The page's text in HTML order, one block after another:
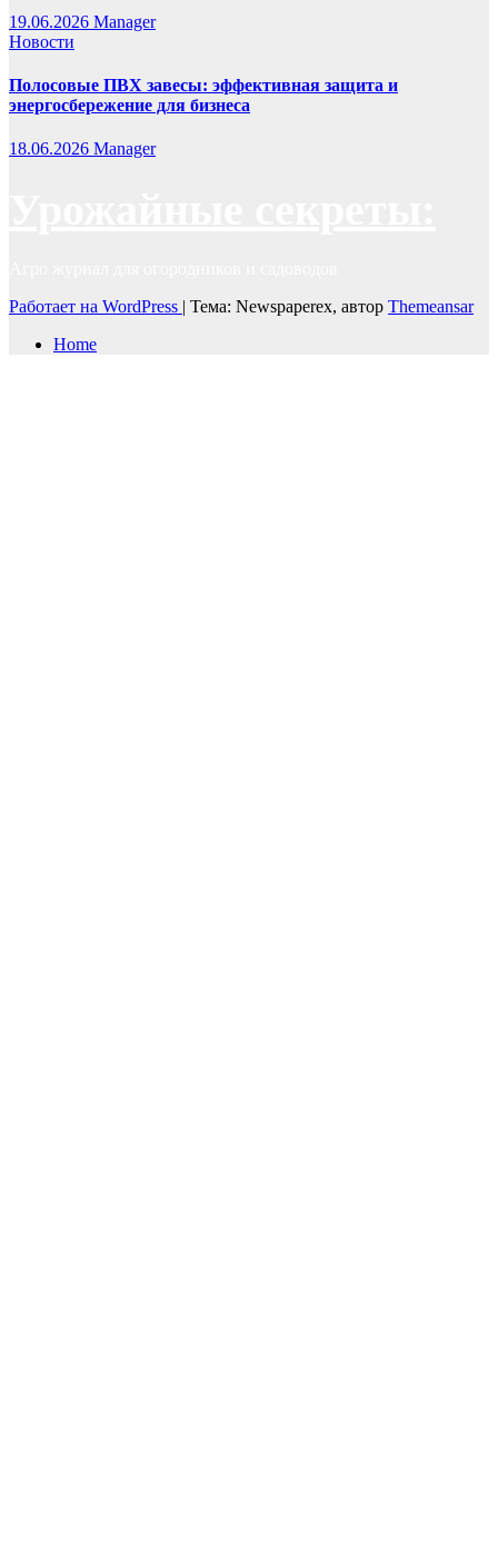
19.06.2026 Manager
Новости
Полосовые ПВХ завесы: эффективная защита и
энергосбережение для бизнеса
18.06.2026 Manager
Работает на WordPress | Тема: Newspaperex, автор Themeansar
Home